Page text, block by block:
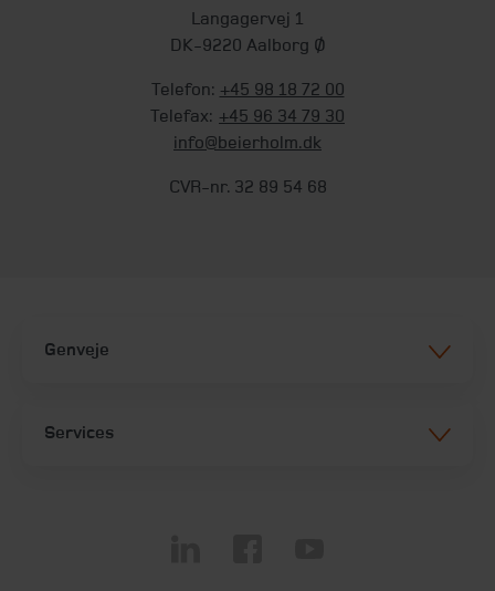
Langagervej 1
DK-9220 Aalborg Ø
Telefon: +45 98 18 72 00
Telefax: +45 96 34 79 30
info@beierholm.dk
CVR-nr. 32 89 54 68
Genveje
Services